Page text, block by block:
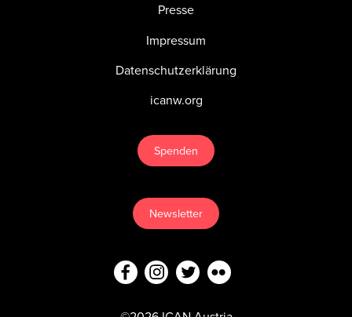
Presse
Impressum
Datenschutzerklärung
icanw.org
Spenden
Newsletter